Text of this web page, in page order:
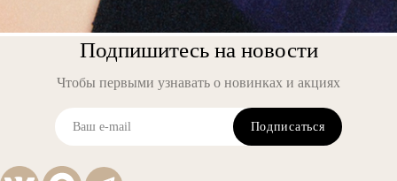
Подпишитесь на новости
Чтобы первыми узнавать о новинках и акциях
Подписаться